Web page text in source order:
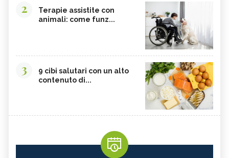
2
Terapie assistite con
animali: come funz...
3
9 cibi salutari con un alto
contenuto di...